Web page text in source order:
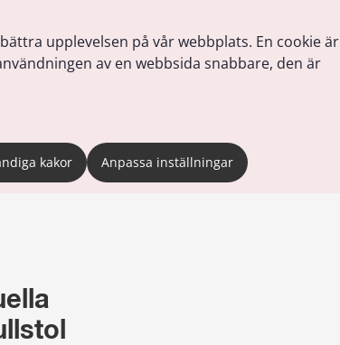
upplevelsen på vår webbplats. En cookie är
av en webbsida snabbare, den är
kakor Anpassa inställningar